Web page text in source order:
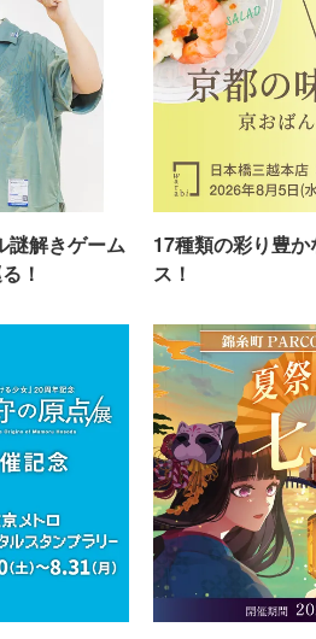
謎解きゲーム
！
17種類の彩り豊
ス！